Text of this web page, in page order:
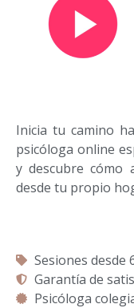
Inicia tu camino
psicóloga online
y descubre cómo
desde tu propio
Sesiones desde
Garantía de
Psicóloga